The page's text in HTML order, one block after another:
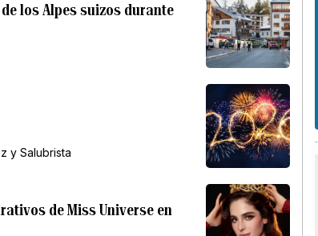
los Alpes suizos durante
y Salubrista
de Miss Universe en